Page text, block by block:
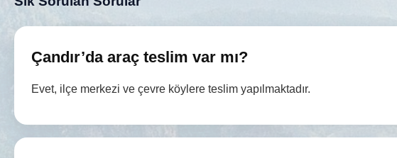
Çandır’da araç teslim var mı?
Evet, ilçe merkezi ve çevre köylere teslim yapılmaktadır.